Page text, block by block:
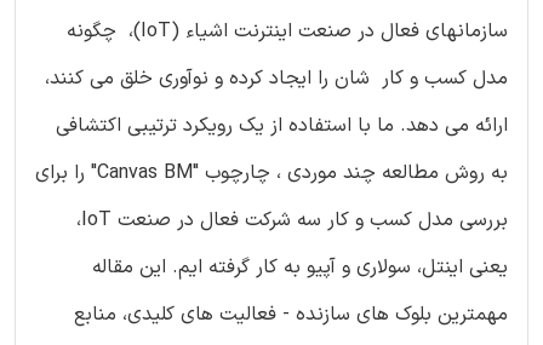
سازمانهای فعال در صنعت اینترنت اشیاء (IoT)، چگونه
مدل کسب و کار شان را ایجاد کرده و نوآوری خلق می کنند،
ارائه می دهد. ما با استفاده از یک رویکرد ترتیبی اکتشافی
به روش مطالعه چند موردی ، چارچوب "Canvas BM" را برای
بررسی مدل کسب و کار سه شرکت فعال در صنعت IoT،
یعنی اینتل، سولاری و آپیو به کار گرفته ایم. این مقاله
مهمترین بلوک های سازنده - فعالیت های کلیدی، منابع